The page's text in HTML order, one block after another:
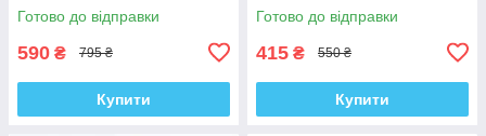
Готово до відправки
590 ₴ 795 ₴
Купити
Готово до відправки
415 ₴ 550 ₴
Купити